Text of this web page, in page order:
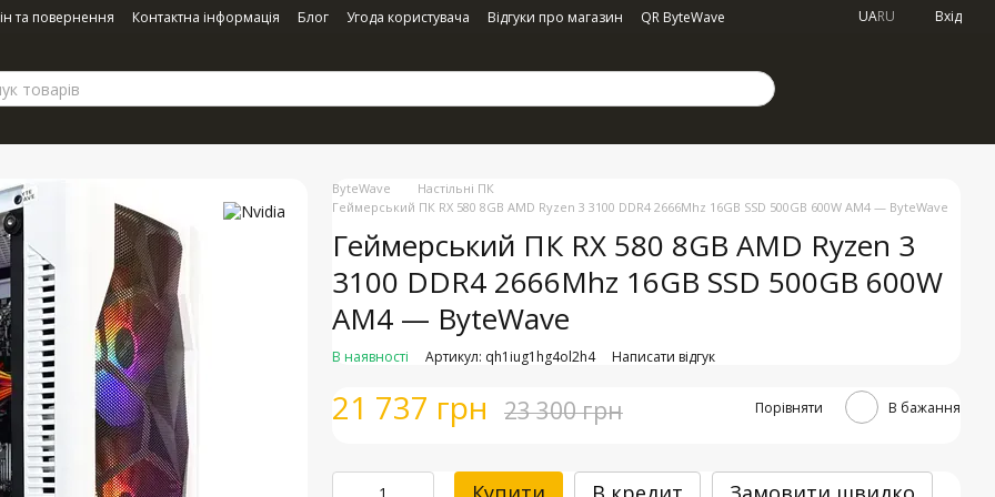
та повернення Контактна інформація Блог Угода користувача Відгуки про магазин QR ByteWave UARU Вхід
ByteWave
Настільні ПК
Геймерський ПК RX 580 8GB AMD Ryzen 3 3100 DDR4 2666Mhz 16GB SSD 500GB 600W AM4 — ByteWave
Геймерський ПК RX 580 8GB AMD Ryzen 3
3100 DDR4 2666Mhz 16GB SSD 500GB 600W
AM4 — ByteWave
В наявності Артикул: qh1iug1hg4ol2h4 Написати відгук
21 737 грн 23 300 грн Порівняти В бажання